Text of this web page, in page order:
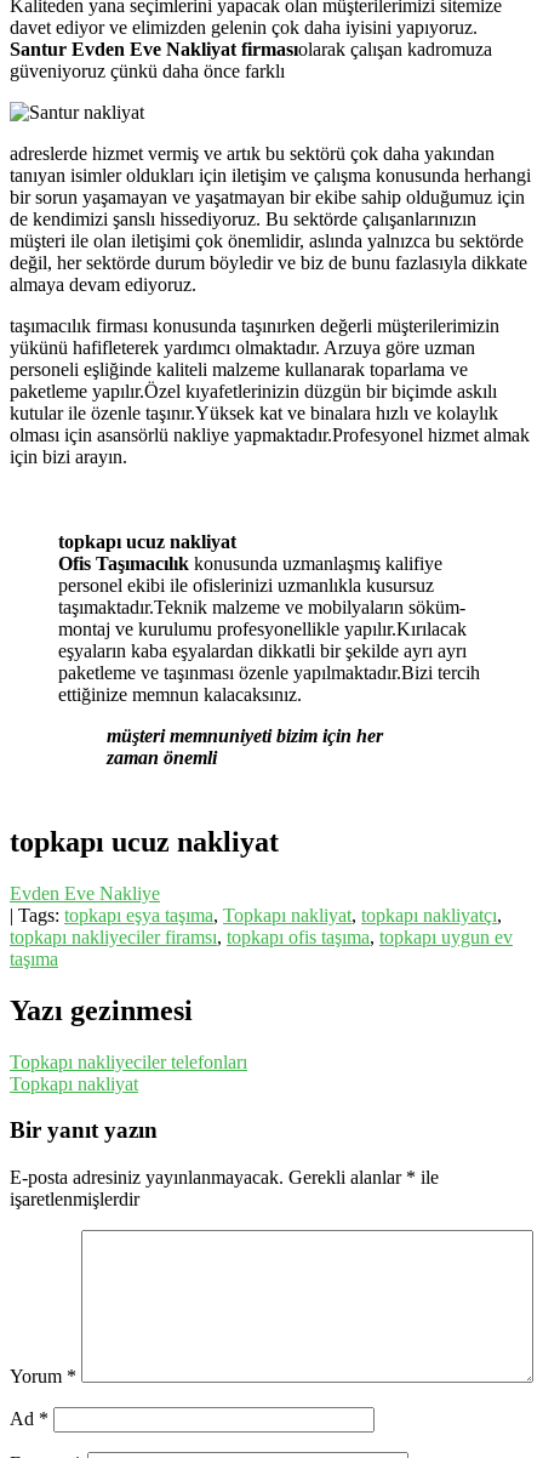
Kaliteden yana seçimlerini yapacak olan müşterilerimizi sitemize
davet ediyor ve elimizden gelenin çok daha iyisini yapıyoruz.
Santur Evden Eve Nakliyat firmasıolarak çalışan kadromuza
güveniyoruz çünkü daha önce farklı
adreslerde hizmet vermiş ve artık bu sektörü çok daha yakından
tanıyan isimler oldukları için iletişim ve çalışma konusunda herhangi
bir sorun yaşamayan ve yaşatmayan bir ekibe sahip olduğumuz için
de kendimizi şanslı hissediyoruz. Bu sektörde çalışanlarınızın
müşteri ile olan iletişimi çok önemlidir, aslında yalnızca bu sektörde
değil, her sektörde durum böyledir ve biz de bunu fazlasıyla dikkate
almaya devam ediyoruz.
taşımacılık firması konusunda taşınırken değerli müşterilerimizin
yükünü hafifleterek yardımcı olmaktadır. Arzuya göre uzman
personeli eşliğinde kaliteli malzeme kullanarak toparlama ve
paketleme yapılır.Özel kıyafetlerinizin düzgün bir biçimde askılı
kutular ile özenle taşınır.Yüksek kat ve binalara hızlı ve kolaylık
olması için asansörlü nakliye yapmaktadır.Profesyonel hizmet almak
için bizi arayın.
topkapı ucuz nakliyat
Ofis Taşımacılık konusunda uzmanlaşmış kalifiye
personel ekibi ile ofislerinizi uzmanlıkla kusursuz
taşımaktadır.Teknik malzeme ve mobilyaların söküm-
montaj ve kurulumu profesyonellikle yapılır.Kırılacak
eşyaların kaba eşyalardan dikkatli bir şekilde ayrı ayrı
paketleme ve taşınması özenle yapılmaktadır.Bizi tercih
ettiğinize memnun kalacaksınız.
müşteri memnuniyeti bizim için her
zaman önemli
topkapı ucuz nakliyat
Evden Eve Nakliye
| Tags: topkapı eşya taşıma, Topkapı nakliyat, topkapı nakliyatçı,
topkapı nakliyeciler firamsı, topkapı ofis taşıma, topkapı uygun ev
taşıma
Yazı gezinmesi
Topkapı nakliyeciler telefonları
Topkapı nakliyat
Bir yanıt yazın
E-posta adresiniz yayınlanmayacak. Gerekli alanlar * ile
işaretlenmişlerdir
Yorum *
Ad *